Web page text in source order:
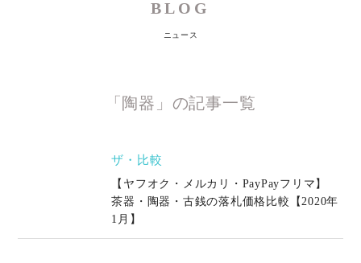
BLOG
ニュース
「陶器」の記事一覧
ザ・比較
【ヤフオク・メルカリ・PayPayフリマ】
茶器・陶器・古銭の落札価格比較【2020年
1月】